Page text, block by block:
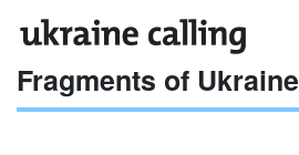
Fragments of Ukraine